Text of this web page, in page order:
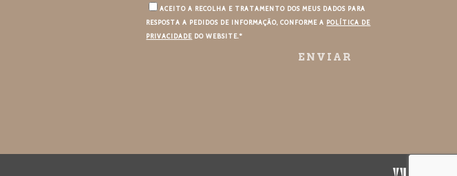
ACEITO A RECOLHA E TRATAMENTO DOS MEUS DADOS PARA
RESPOSTA A PEDIDOS DE INFORMAÇÃO, CONFORME A POLÍTICA DE
PRIVACIDADE DO WEBSITE.*